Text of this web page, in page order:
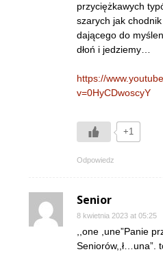
przyciężkawych
szarych jak
dającego do
dłoń i jedziemy…
https://
v=0HyCDwoscyY
+1
Odpowiedz
Senior
8 kwietnia 2023 at 05:25
,,one ,une”Panie
Seniorów,,ł…una”.